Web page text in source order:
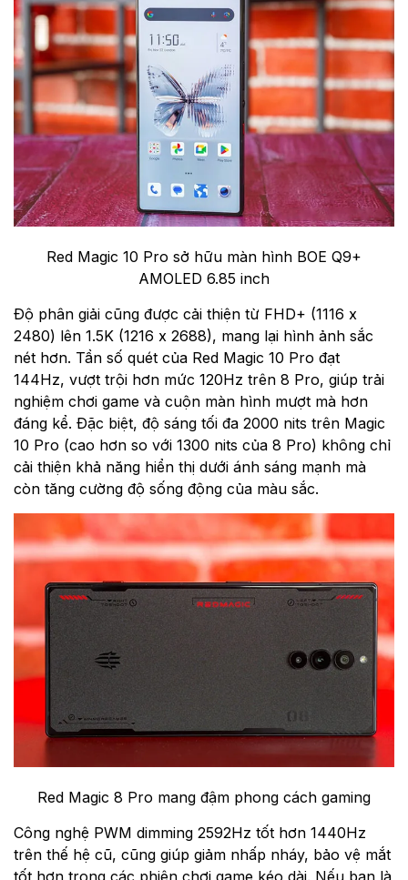
Red Magic 10 Pro sở hữu màn hình BOE Q9+
AMOLED 6.85 inch
Độ phân giải cũng được cải thiện từ FHD+ (1116 x
2480) lên 1.5K (1216 x 2688), mang lại hình ảnh sắc
nét hơn. Tần số quét của Red Magic 10 Pro đạt
144Hz, vượt trội hơn mức 120Hz trên 8 Pro, giúp trải
nghiệm chơi game và cuộn màn hình mượt mà hơn
đáng kể. Đặc biệt, độ sáng tối đa 2000 nits trên Magic
10 Pro (cao hơn so với 1300 nits của 8 Pro) không chỉ
cải thiện khả năng hiển thị dưới ánh sáng mạnh mà
còn tăng cường độ sống động của màu sắc.
Red Magic 8 Pro mang đậm phong cách gaming
Công nghệ PWM dimming 2592Hz tốt hơn 1440Hz
trên thế hệ cũ, cũng giúp giảm nhấp nháy, bảo vệ mắt
tốt hơn trong các phiên chơi game kéo dài. Nếu bạn là